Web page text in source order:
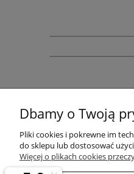
Dbamy o Twoją
Pliki cookies i pokrewne im
do sklepu lub dostosować
Więcej o plikach cookies